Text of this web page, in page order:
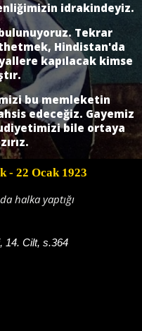
idrakindeyiz.
Tekrar
Hindistan'da
kapılacak kimse
bu memleketin
edeceğiz. Gayemiz
bile ortaya
- 22 Ocak 1923
halka yaptığı
14. Cilt, s.364